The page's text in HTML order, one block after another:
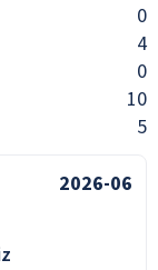
0
4
0
10
5
2026-06